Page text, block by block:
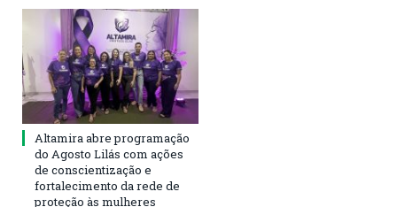
Altamira abre programação
do Agosto Lilás com ações
de conscientização e
fortalecimento da rede de
proteção às mulheres